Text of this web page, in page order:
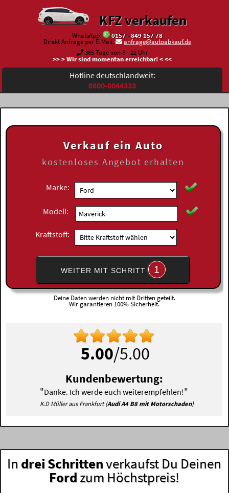
KFZ verkaufen
WhatsApp:
0157 - 849 157 78
Direkt Anfrage per E-Mail:
anfrage@autoabkauf.de
365 Tage von 8 - 22 Uhr
>> > Wir sind momentan erreichbar! < <<
Hotline deutschlandweit:
0800-0044333
Verkauf ein Auto
kostenloses Angebot erhalten
Marke:
Modell:
Kraftstoff:
WEITER MIT SCHRITT 1
Deine Daten werden nicht mit Dritten geteilt.
Wir garantieren 100% Sicherheit.
5.00/5.00
Kundenbewertung:
"Danke. Ich werde euch weiterempfehlen!"
K.D Müller aus Frankfurt (Audi A4 B8 mit Motorschaden)
In drei Schrittenverkaufst Du Deinen
Fordzum Höchstpreis!